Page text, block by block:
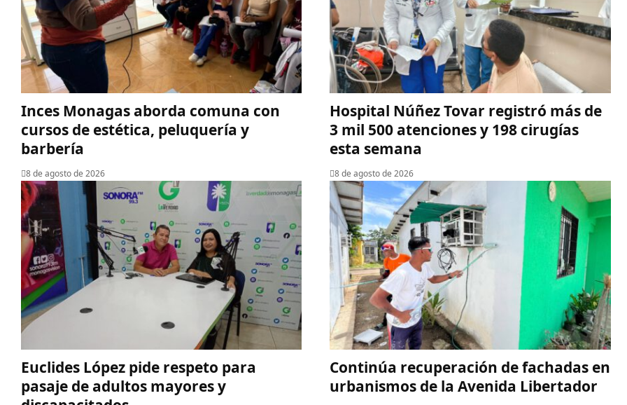
Inces Monagas aborda comuna con
cursos de estética, peluquería y
barbería
8 de agosto de 2026
Hospital Núñez Tovar registró más de
3 mil 500 atenciones y 198 cirugías
esta semana
8 de agosto de 2026
Euclides López pide respeto para
pasaje de adultos mayores y
Continúa recuperación de fachadas en
urbanismos de la Avenida Libertador